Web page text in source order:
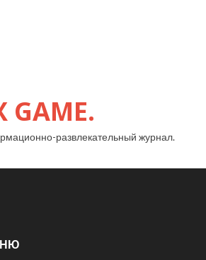
GAME.
развлекательный журнал.